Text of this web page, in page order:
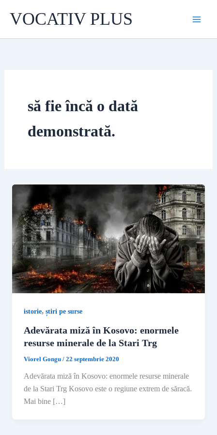
VOCATIV PLUS
să fie încă o dată
demonstrată.
istorie, știri pe surse
Adevărata miză în Kosovo: enormele
resurse minerale de la Stari Trg
Viorel Gongu / 22 septembrie 2020
Adevărata miză în Kosovo: enormele resurse minerale
de la Stari Trg Kosovo este o regiune extrem de săracă.
Mai bine […]